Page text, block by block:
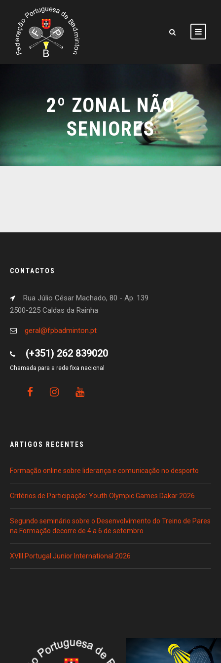
2º ZONAL NÃO
SENIORES
CONTACTOS
Rua Júlio César Machado, 80 - Ap. 139
2500-225 Caldas da Rainha
geral@fpbadminton.pt
(+351) 262 839020
Chamada para a rede fixa nacional
ARTIGOS RECENTES
Formação online sobre liderança e comunicação no desporto
Critérios de Participação: Youth Olympic Games Dakar 2026
Segundo seminário sobre o Desenvolvimento do Treino de Pares
na Formação decorre de 4 a 6 de setembro
XVIII Portugal Junior International 2026